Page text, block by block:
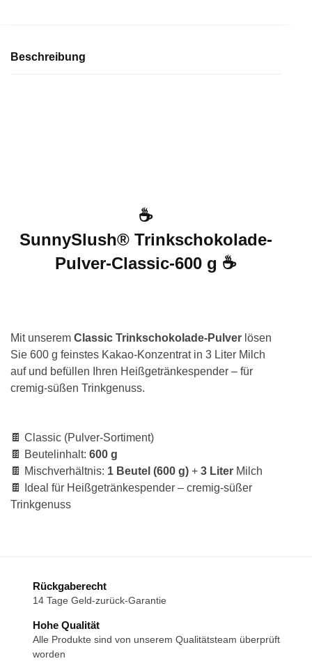
Menge
Beschreibung
☕
SunnySlush® Trinkschokolade-
Pulver-Classic-600 g ☕
Mit unserem Classic Trinkschokolade-Pulver lösen
Sie 600 g feinstes Kakao-Konzentrat in 3 Liter Milch
auf und befüllen Ihren Heißgetränkespender – für
cremig-süßen Trinkgenuss.
🍫 Classic (Pulver-Sortiment)
🍫 Beutelinhalt: 600 g
🍫 Mischverhältnis: 1 Beutel (600 g) + 3 Liter Milch
🍫 Ideal für Heißgetränkespender – cremig-süßer
Trinkgenuss
Rückgaberecht
14 Tage Geld-zurück-Garantie
Hohe Qualität
Alle Produkte sind von unserem Qualitätsteam überprüft
worden